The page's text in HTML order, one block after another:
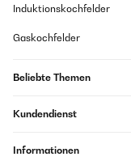
Induktionskochfelder
Gaskochfelder
Beliebte Themen
Kundendienst
Informationen